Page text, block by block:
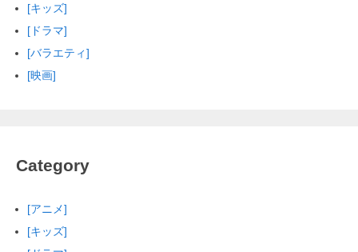
[キッズ]
[ドラマ]
[バラエティ]
[映画]
Category
[アニメ]
[キッズ]